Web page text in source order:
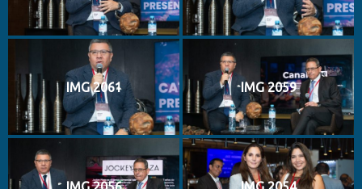
IMG 2061 IMG 2059